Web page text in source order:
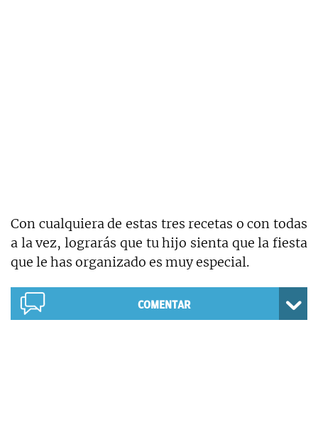
Con cualquiera de estas tres recetas o con todas
a la vez, lograrás que tu hijo sienta que la fiesta
que le has organizado es muy especial.
COMENTAR